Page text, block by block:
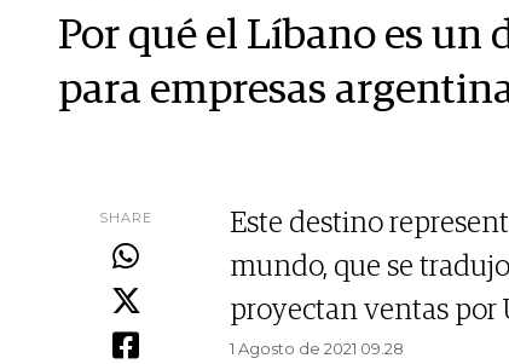
Por qué el Líbano es
para empresas
SHARE
Este destino
mundo, que se
proyectan ventas por
1 Agosto de 2021 09.28